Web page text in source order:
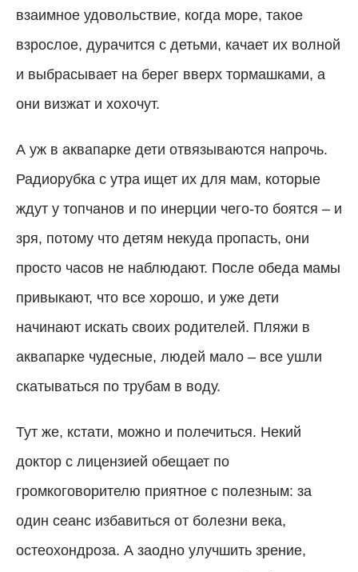
взаимное удовольствие, когда море, такое
взрослое, дурачится с детьми, качает их волной
и выбрасывает на берег вверх тормашками, а
они визжат и хохочут.
А уж в аквапарке дети отвязываются напрочь.
Радиорубка с утра ищет их для мам, которые
ждут у топчанов и по инерции чего-то боятся – и
зря, потому что детям некуда пропасть, они
просто часов не наблюдают. После обеда мамы
привыкают, что все хорошо, и уже дети
начинают искать своих родителей. Пляжи в
аквапарке чудесные, людей мало – все ушли
скатываться по трубам в воду.
Тут же, кстати, можно и полечиться. Некий
доктор с лицензией обещает по
громкоговорителю приятное с полезным: за
один сеанс избавиться от болезни века,
остеохондроза. А заодно улучшить зрение,